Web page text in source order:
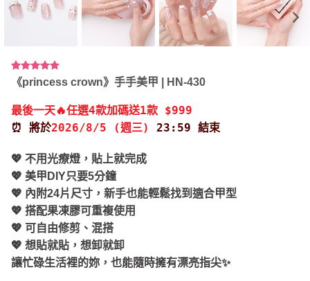
評分4.90
/ 5，已有
10
行評分
《princess crown》手手美甲 | HN-430
最後一天🔥任選4款加碼送1款 $999
⏰ 將於2026/8/5 (週三) 23:59 結束
💖 不用光療燈，貼上就完成
💖 美甲DIY只要5分鐘
💖 內附24片尺寸，新手也能輕鬆找到適合甲型
💖 搭配果凍膠可重複使用
💖 可自由修剪、混搭
💖 想貼就貼，想卸就卸
讓忙碌生活裡的妳，也能隨時擁有漂亮指尖✨